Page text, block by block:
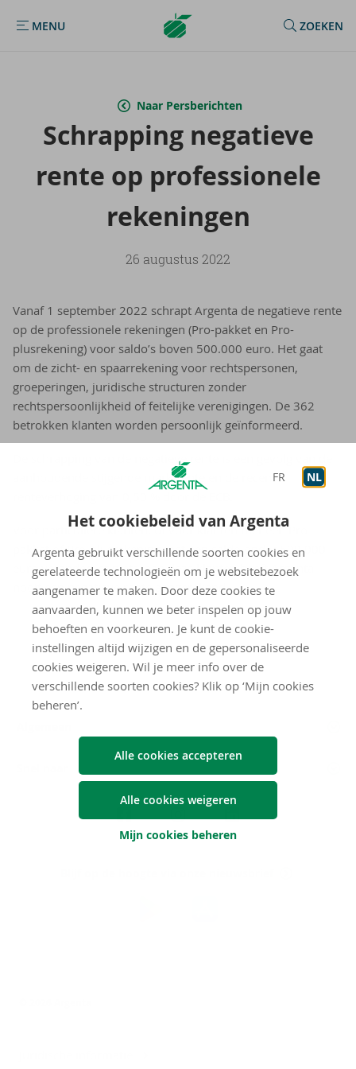
FR NL
Het cookiebeleid van Argenta
Argenta gebruikt verschillende soorten cookies en
gerelateerde technologieën om je websitebezoek
aangenamer te maken. Door deze cookies te
aanvaarden, kunnen we beter inspelen op jouw
behoeften en voorkeuren. Je kunt de cookie-
instellingen altijd wijzigen en de gepersonaliseerde
cookies weigeren. Wil je meer info over de
verschillende soorten cookies? Klik op ‘Mijn cookies
beheren’.
Alle cookies accepteren
Alle cookies weigeren
Mijn cookies beheren
MENU
MENU
Argenta
Homepage
ZOEKEN
Naar Persberichten
Schrap­ping ne­ga­tie­ve
rente op pro­fes­si­o­ne­le
re­ke­nin­gen
26 augustus 2022
Vanaf 1 september 2022 schrapt Argenta de negatieve rente
op de professionele rekeningen (Pro-pakket en Pro-
plusrekening) voor saldo’s boven 500.000 euro. Het gaat
om de zicht- en spaarrekening voor rechtspersonen,
groeperingen, juridische structuren zonder
rechtspersoonlijkheid of feitelijke verenigingen. De 362
betrokken klanten worden persoonlijk geïnformeerd.
De schrapping van de negatieve rente is een gevolg van de
aanhoudende stijgende marktrente en de recente
Voor particuliere klanten, of voor klanten met een Pro-
pakket of Pro-plusrekening met een saldo onder 500.000
euro verandert er niets, aan deze klanten heeft Argenta
nooit een negatieve rente aangerekend.